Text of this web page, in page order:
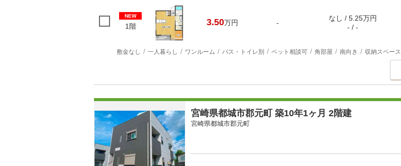
NEW
1階 3.50万円 -
なし / 5.25万円
- / -
敷金なし 一人暮らし ワンルーム バス・トイレ別 ペット相談可 角部屋 南向き 収納スペース
宮崎県都城市郡元町 築10年1ヶ月 2階建
宮崎県都城市郡元町